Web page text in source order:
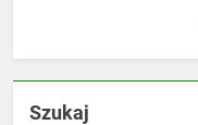
Szukaj